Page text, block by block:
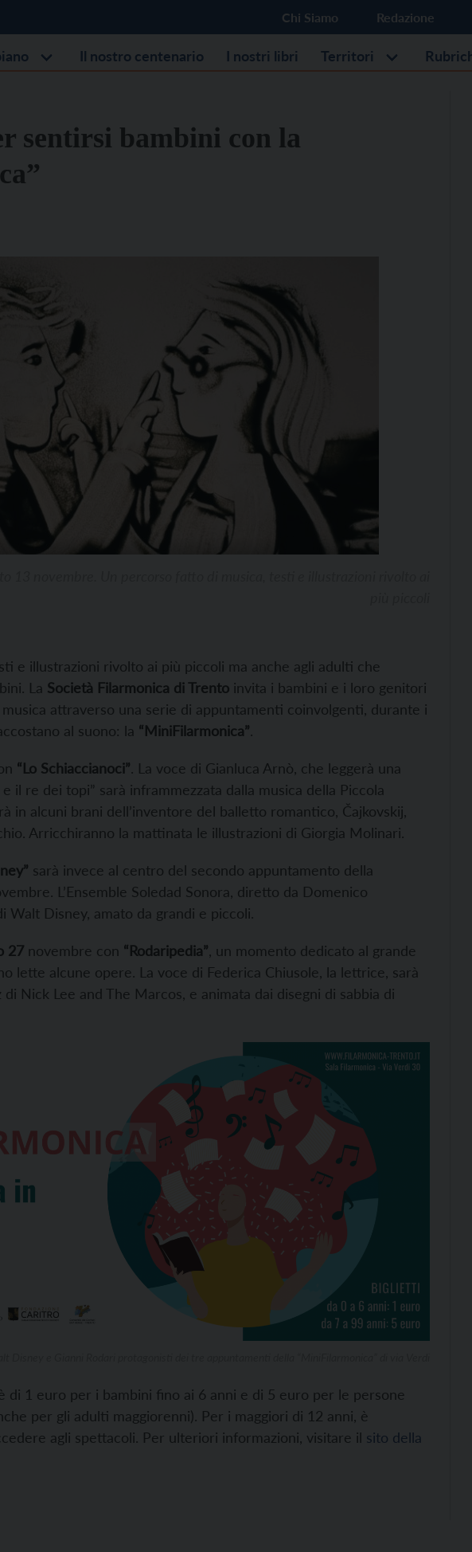
Chi Siamo Redazione
Il nostro centenario I nostri libri Territori
sentirsi bambini con la
e illustrazioni rivolto ai più piccoli ma anche agli adulti che
La Società Filarmonica di Trento invita i bambini e i loro genitori
attraverso una serie di appuntamenti coinvolgenti, durante i
al suono: la “MiniFilarmonica”.
“Lo Schiaccianoci”. La voce di Gianluca Arnò, che leggerà una
il re dei topi” sarà inframmezzata dalla musica della Piccola
in alcuni brani dell’inventore del balletto romantico, Čajkovskij,
Arricchiranno la mattinata le illustrazioni di Giorgia Molinari.
sarà invece al centro del secondo appuntamento della
L’Ensemble Soledad Sonora, diretto da Domenico
Walt Disney, amato da grandi e piccoli.
27 novembre con “Rodaripedia” , un momento dedicato al grande
lette alcune opere. La voce di Federica Chiusole, la lettrice, sarà
di Nick Lee and The Marcos, e animata dai disegni di sabbia di
di 1 euro per i bambini fino ai 6 anni e di 5 euro per le persone
per gli adulti maggiorenni). Per i maggiori di 12 anni, è
agli spettacoli. Per ulteriori informazioni, visitare il sito della